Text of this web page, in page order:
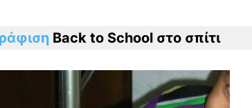
Back to School στο σπίτι